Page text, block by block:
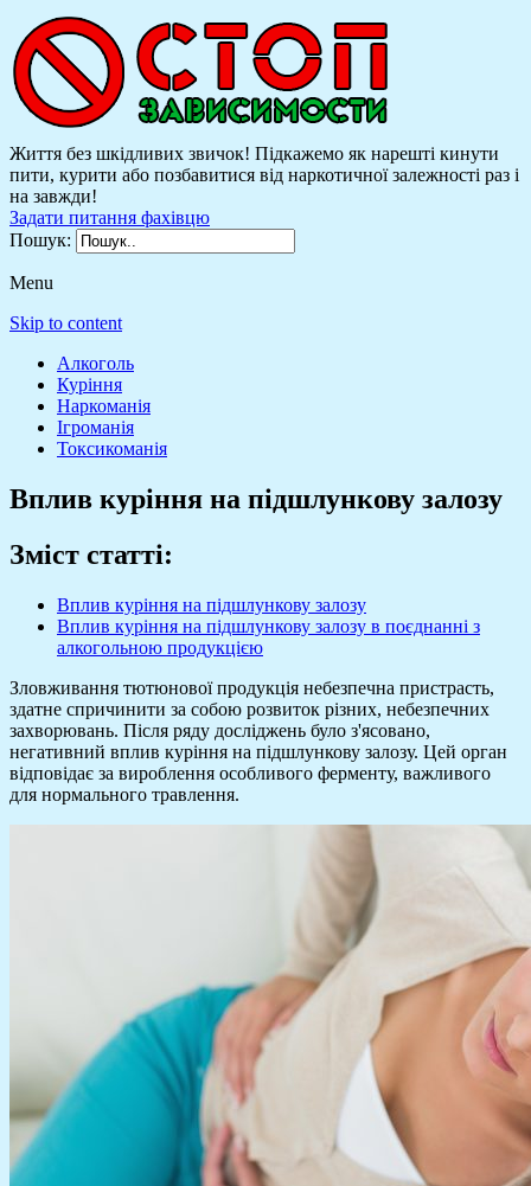
Життя без шкідливих звичок! Підкажемо як нарешті кинути
пити, курити або позбавитися від наркотичної залежності раз і
на завжди!
Задати питання фахівцю
Пошук:
Menu
Skip to content
Алкоголь
Куріння
Наркоманія
Ігроманія
Токсикоманія
Вплив куріння на підшлункову залозу
Зміст статті:
Вплив куріння на підшлункову залозу
Вплив куріння на підшлункову залозу в поєднанні з
алкогольною продукцією
Зловживання тютюнової продукція небезпечна пристрасть,
здатне спричинити за собою розвиток різних, небезпечних
захворювань. Після ряду досліджень було з'ясовано,
негативний вплив куріння на підшлункову залозу. Цей орган
відповідає за вироблення особливого ферменту, важливого
для нормального травлення.